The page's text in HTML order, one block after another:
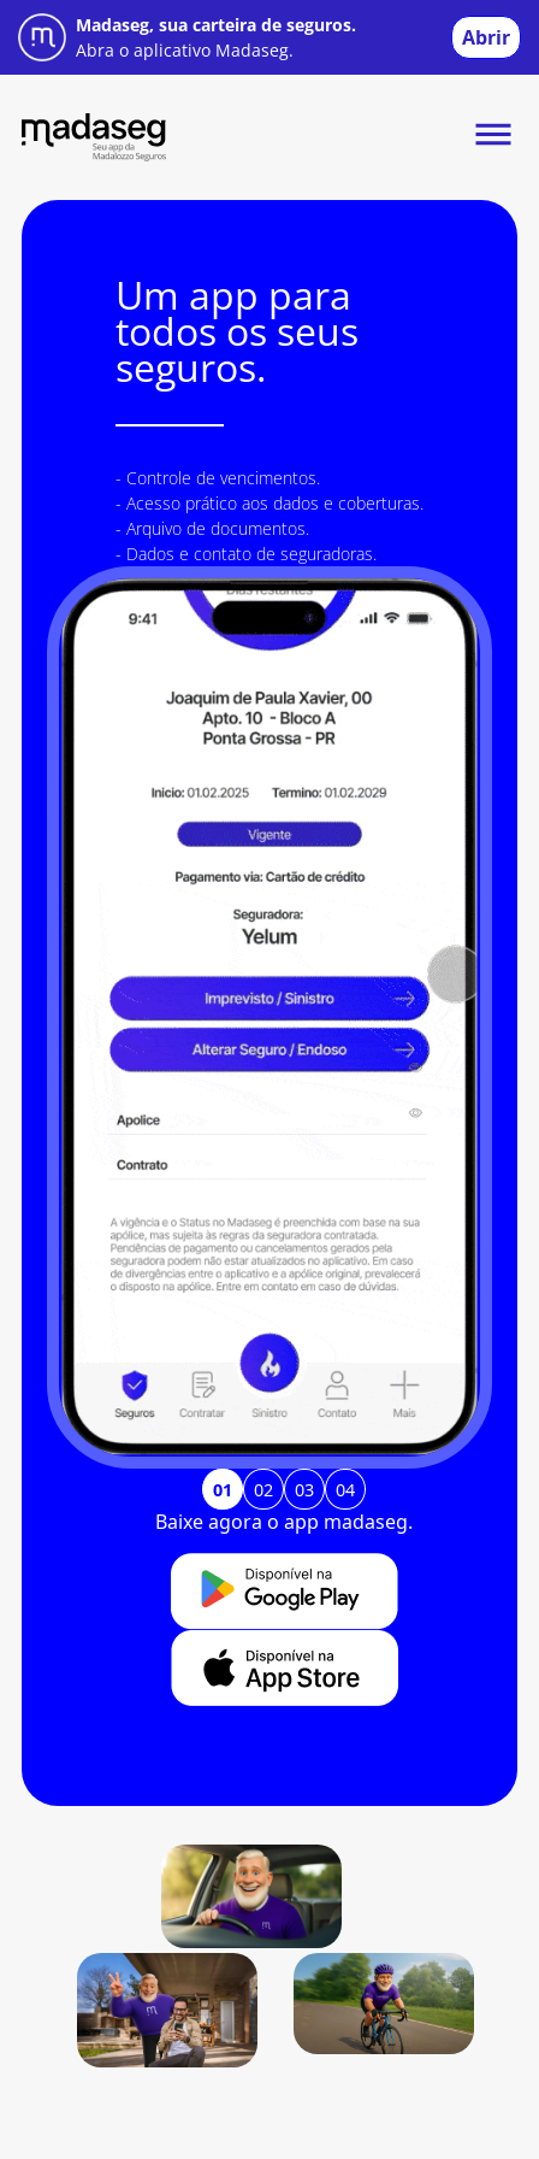
Madaseg, sua carteira de seguros.
Abra o aplicativo Madaseg.
Abrir
Um app para
todos os seus
seguros.
- Controle de vencimentos.
- Acesso prático aos dados e coberturas.
- Arquivo de documentos.
- Dados e contato de seguradoras.
01 02 03 04
Baixe agora o app madaseg.